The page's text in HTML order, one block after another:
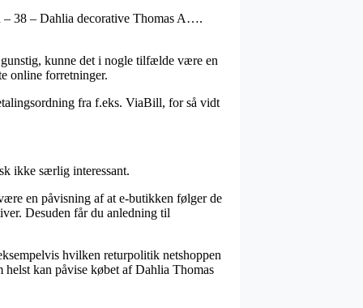
– 38 – Dahlia decorative Thomas A….
kunne det i nogle tilfælde være en
online forretninger.
fra f.eks. ViaBill, for så vidt
ikke særlig interessant.
en påvisning af at e-butikken følger de
Desuden får du anledning til
hvilken returpolitik netshoppen
kan påvise købet af Dahlia Thomas